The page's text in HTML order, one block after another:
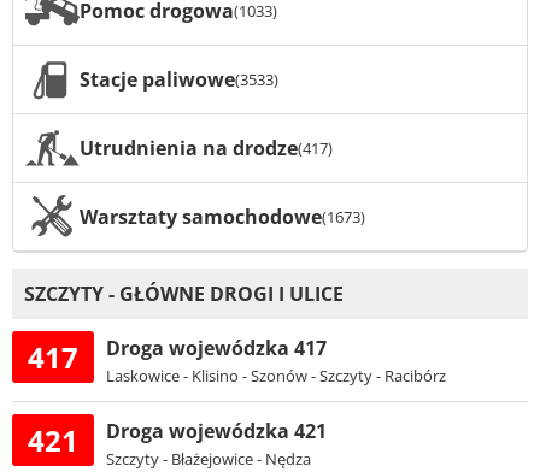
Pomoc drogowa(1033)
Stacje paliwowe(3533)
Utrudnienia na drodze(417)
Warsztaty samochodowe(1673)
SZCZYTY - GŁÓWNE DROGI I ULICE
417 Droga wojewódzka 417
Laskowice - Klisino - Szonów - Szczyty - Racibórz
421 Droga wojewódzka 421
Szczyty - Błażejowice - Nędza